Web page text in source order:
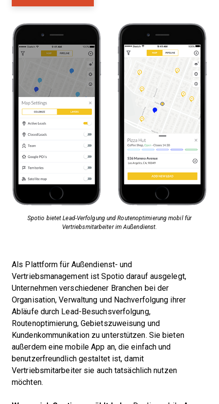
Spotio bietet Lead-Verfolgung und Routenoptimierung mobil für
Vertriebsmitarbeiter im Außendienst.
Als Plattform für Außendienst- und
Vertriebsmanagement ist Spotio darauf ausgelegt,
Unternehmen verschiedener Branchen bei der
Organisation, Verwaltung und Nachverfolgung ihrer
Abläufe durch Lead-Besuchsverfolgung,
Routenoptimierung, Gebietszuweisung und
Kundenkommunikation zu unterstützen. Sie bieten
außerdem eine mobile App an, die einfach und
benutzerfreundlich gestaltet ist, damit
Vertriebsmitarbeiter sie auch tatsächlich nutzen
möchten.